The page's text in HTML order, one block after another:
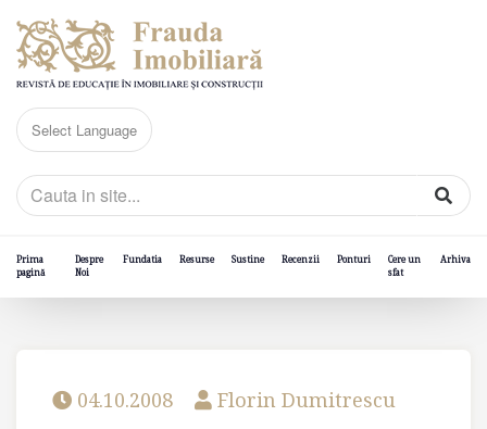
Prima
pagină
Despre
Noi
Fundatia Resurse Sustine Recenzii Ponturi
Cere un
sfat
Arhiva
04.10.2008 Florin Dumitrescu